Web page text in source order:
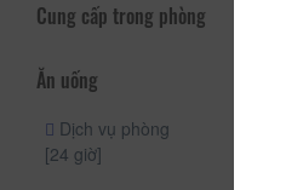
Cung cấp trong phòng
Ăn uống
Dịch vụ phòng
[24 giờ]